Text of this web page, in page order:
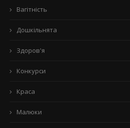
Вагітність
Дошкільнята
Здоров'я
Конкурси
Краса
Малюки